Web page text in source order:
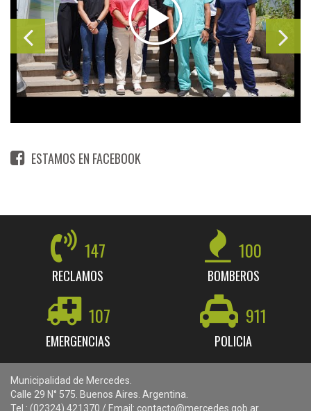
ESTAMOS EN FACEBOOK
147
RECLAMOS
100
BOMBEROS
107
EMERGENCIAS
911
POLICIA
Municipalidad de Mercedes.
Calle 29 N° 575. Buenos Aires. Argentina.
Tel.: (02324) 421370 / Email: contacto@mercedes.gob.ar